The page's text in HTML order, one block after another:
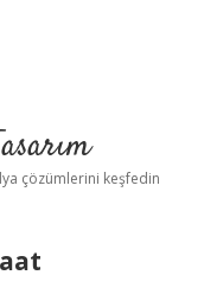
çözümlerini keşfedin